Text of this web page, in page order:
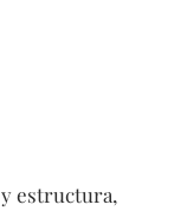
estructura,